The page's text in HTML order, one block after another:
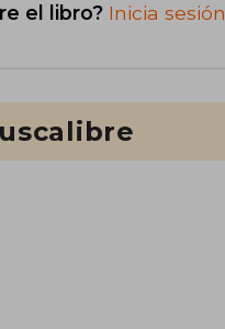
el libro? Inicia sesión